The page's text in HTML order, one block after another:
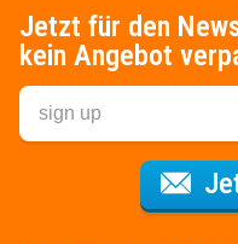
Jetzt für den
kein Angebot